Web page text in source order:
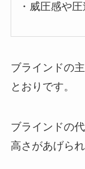
・威圧感や
ブラインドの
とおりです。
ブラインドの
高さがあげられ